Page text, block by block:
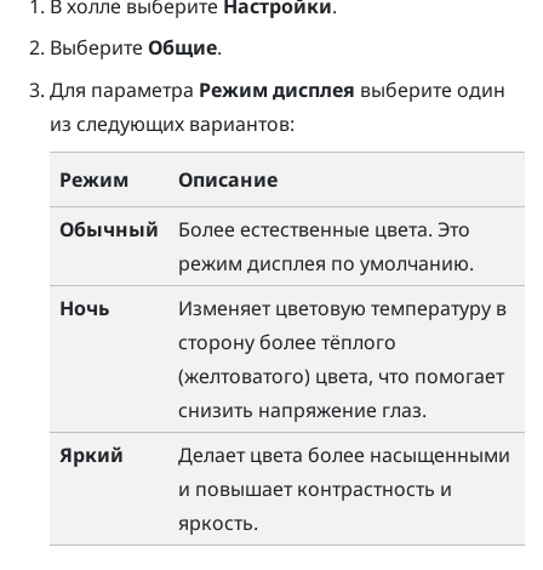
Вхолле выберите Настройки.
Выберите Общие.
Для параметра Режим дисплея выберите один
из следующих вариантов:
Режим
Описание
Обычный
Более естественные цвета. Это
режим дисплея по умолчанию.
Ночь
Изменяет цветовую температуру в
сторону более тёплого
(желтоватого) цвета, что помогает
снизить напряжение глаз.
Яркий
Делает цвета более насыщенными
и повышает контрастность и
яркость.